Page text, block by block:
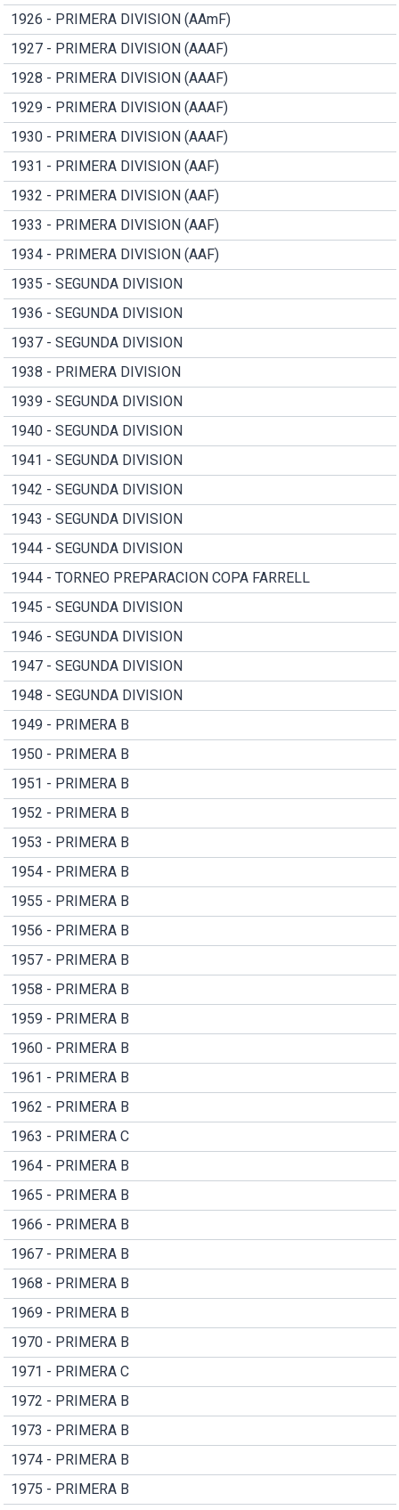
1926 - PRIMERA DIVISION (AAmF)
1927 - PRIMERA DIVISION (AAAF)
1928 - PRIMERA DIVISION (AAAF)
1929 - PRIMERA DIVISION (AAAF)
1930 - PRIMERA DIVISION (AAAF)
1931 - PRIMERA DIVISION (AAF)
1932 - PRIMERA DIVISION (AAF)
1933 - PRIMERA DIVISION (AAF)
1934 - PRIMERA DIVISION (AAF)
1935 - SEGUNDA DIVISION
1936 - SEGUNDA DIVISION
1937 - SEGUNDA DIVISION
1938 - PRIMERA DIVISION
1939 - SEGUNDA DIVISION
1940 - SEGUNDA DIVISION
1941 - SEGUNDA DIVISION
1942 - SEGUNDA DIVISION
1943 - SEGUNDA DIVISION
1944 - SEGUNDA DIVISION
1944 - TORNEO PREPARACION COPA FARRELL
1945 - SEGUNDA DIVISION
1946 - SEGUNDA DIVISION
1947 - SEGUNDA DIVISION
1948 - SEGUNDA DIVISION
1949 - PRIMERA B
1950 - PRIMERA B
1951 - PRIMERA B
1952 - PRIMERA B
1953 - PRIMERA B
1954 - PRIMERA B
1955 - PRIMERA B
1956 - PRIMERA B
1957 - PRIMERA B
1958 - PRIMERA B
1959 - PRIMERA B
1960 - PRIMERA B
1961 - PRIMERA B
1962 - PRIMERA B
1963 - PRIMERA C
1964 - PRIMERA B
1965 - PRIMERA B
1966 - PRIMERA B
1967 - PRIMERA B
1968 - PRIMERA B
1969 - PRIMERA B
1970 - PRIMERA B
1971 - PRIMERA C
1972 - PRIMERA B
1973 - PRIMERA B
1974 - PRIMERA B
1975 - PRIMERA B